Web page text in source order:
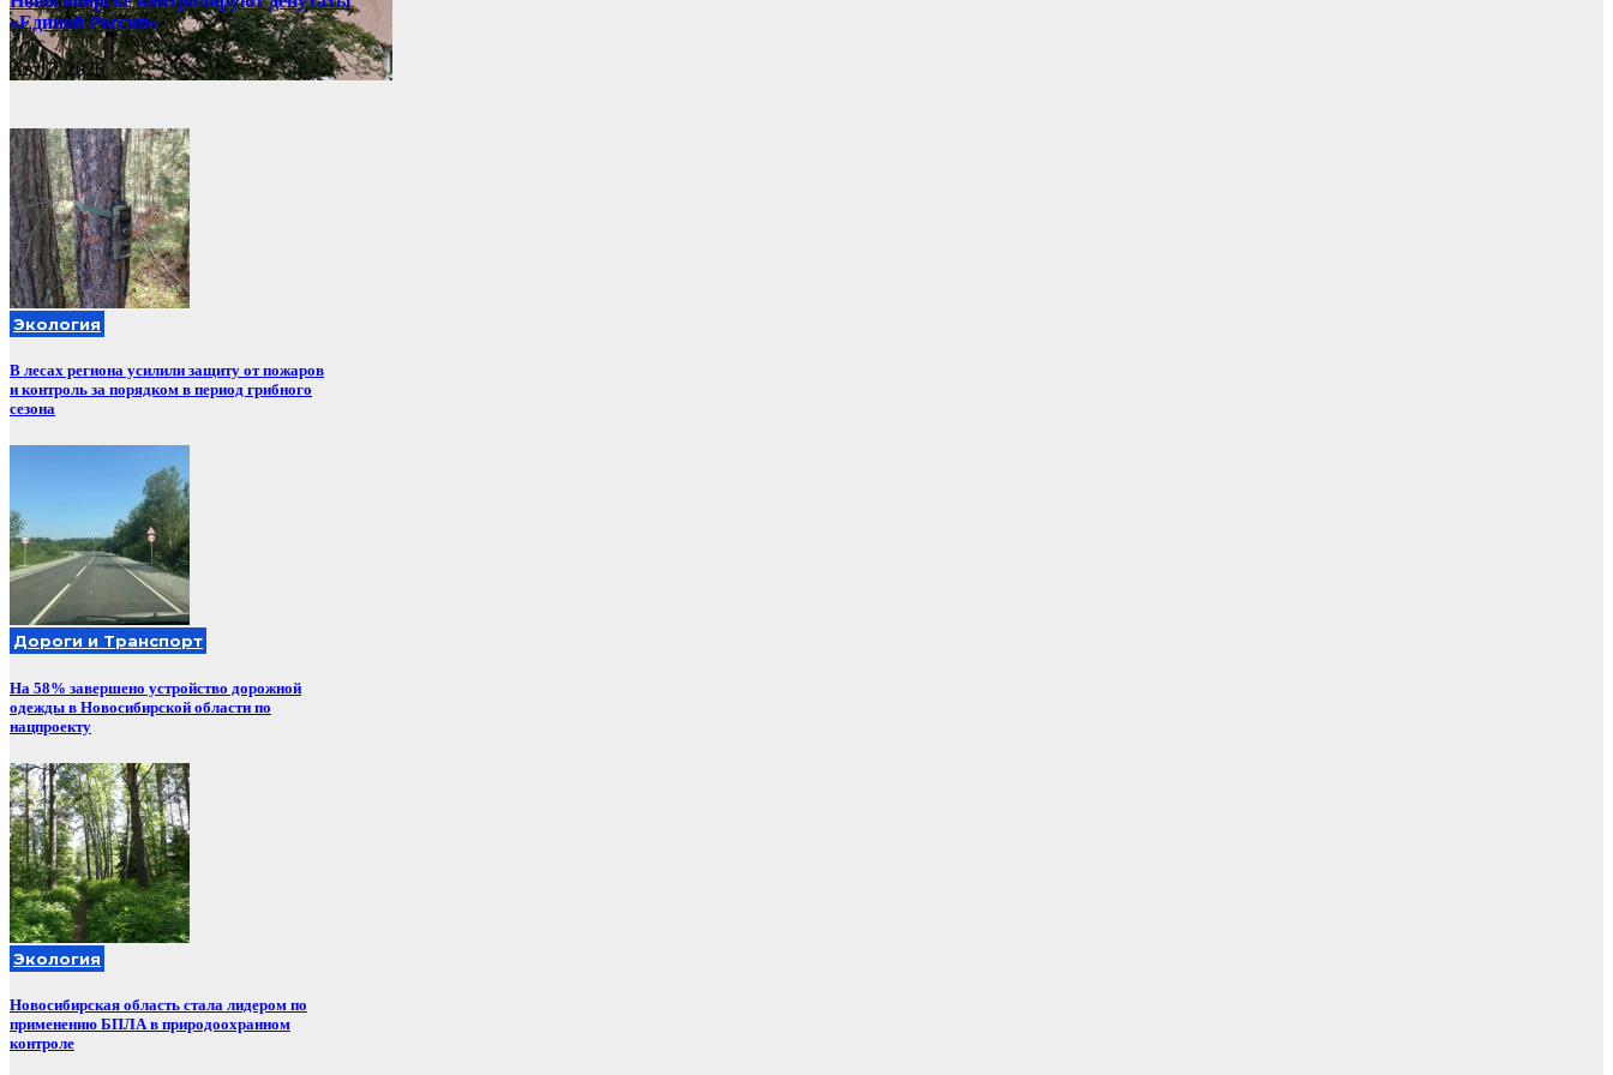
«Единой России»
Авг 7, 2026
Экология
В лесах региона усилили защиту от пожаров
и контроль за порядком в период грибного
сезона
Дороги и Транспорт
На 58% завершено устройство дорожной
одежды в Новосибирской области по
нацпроекту
Экология
Новосибирская область стала лидером по
применению БПЛА в природоохранном
контроле